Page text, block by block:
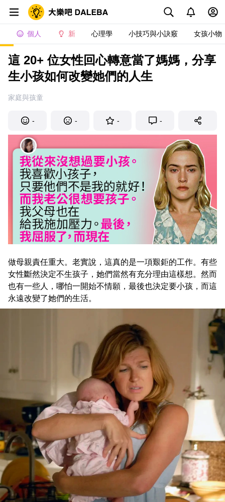
個人 新 心理學 小技巧與小訣竅 女孩小物
這 20+ 位女性回心轉意當了媽媽，分享
生小孩如何改變她們的人生
家庭與孩童
- - - -
做母親責任重大。老實說，這真的是一項艱鉅的工作。有些
女性斷然決定不生孩子，她們當然有充分理由這樣想。然而
也有一些人，哪怕一開始不情願，最後也決定要小孩，而這
永遠改變了她們的生活。